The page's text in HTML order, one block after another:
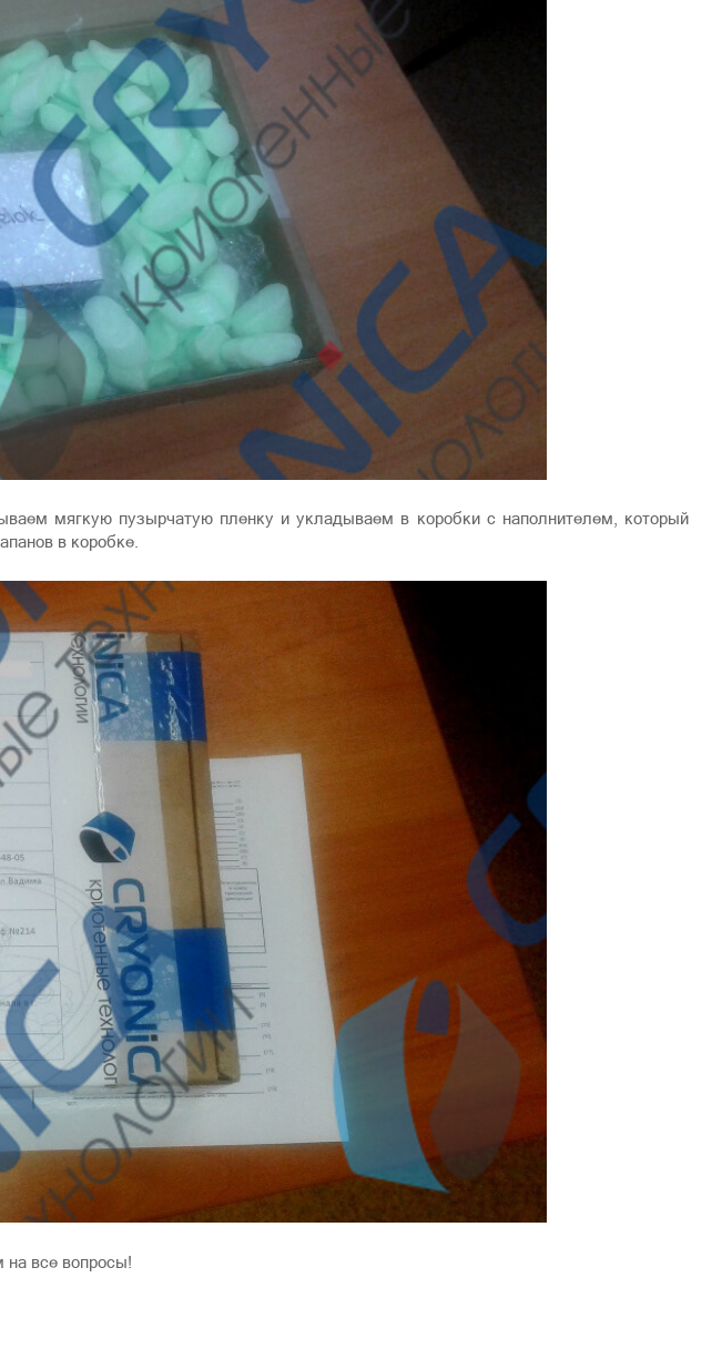
мягкую пузырчатую пленку и укладываем в коробки с наполнителем, который
в коробке.
на все вопросы!